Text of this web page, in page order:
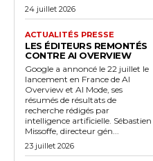
24 juillet 2026
ACTUALITÉS PRESSE
LES ÉDITEURS REMONTÉS
CONTRE AI OVERVIEW
Google a annoncé le 22 juillet le
lancement en France de AI
Overview et AI Mode, ses
résumés de résultats de
recherche rédigés par
intelligence artificielle. Sébastien
Missoffe, directeur gén...
23 juillet 2026